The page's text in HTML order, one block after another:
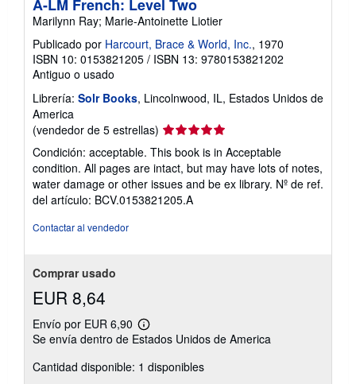
A-LM French: Level Two
Marilynn Ray; Marie-Antoinette Liotier
Publicado por Harcourt, Brace & World, Inc., 1970
ISBN 10: 0153821205 / ISBN 13: 9780153821202
Antiguo o usado
Librería: Solr Books, Lincolnwood, IL, Estados Unidos de
America
(vendedor de 5 estrellas) Calificación
del
vendedor:
5
de
5
Condición: acceptable. This book is in Acceptable
condition. All pages are intact, but may have lots of notes,
water damage or other issues and be ex library. Nº de ref.
del artículo: BCV.0153821205.A
Contactar al vendedor
Comprar usado
EUR 8,64
Envío por EUR 6,90
Más
información
las
tarifas
Se envía dentro de Estados Unidos de America
Cantidad disponible: 1 disponibles